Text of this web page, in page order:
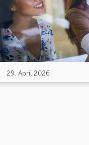
29. April 2026